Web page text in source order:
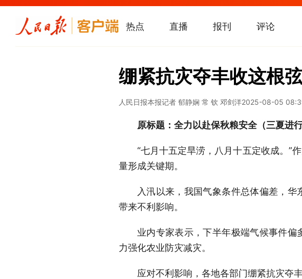
热点 直播 报刊 评论
绷紧抗灾夺丰收这根
人民日报本报记者 郁静娴 常 钦 邓剑洋2025-08-05
原标题：全力以赴保秋粮安全（三夏进行
“七月十五定旱涝，八月十五定收成。”
量形成关键期。
入汛以来，我国气象条件总体偏差，
带来不利影响。
业内专家表示，下半年极端气候事件
力强化农业防灾减灾。
应对不利影响，各地各部门绷紧抗灾夺